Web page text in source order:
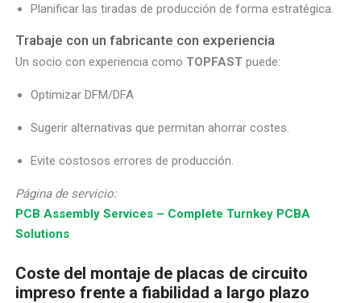
Planificar las tiradas de producción de forma estratégica.
Trabaje con un fabricante con experiencia
Un socio con experiencia como TOPFAST puede:
Optimizar DFM/DFA
Sugerir alternativas que permitan ahorrar costes.
Evite costosos errores de producción.
Página de servicio:
PCB Assembly Services – Complete Turnkey PCBA
Solutions
Coste del montaje de placas de circuito
impreso frente a fiabilidad a largo plazo